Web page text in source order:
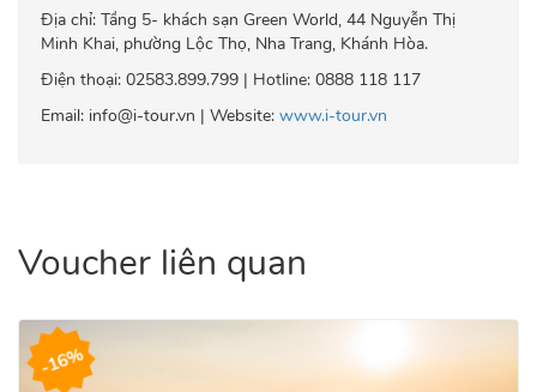
Địa chỉ: Tầng 5- khách sạn Green World, 44 Nguyễn Thị
Minh Khai, phường Lộc Thọ, Nha Trang, Khánh Hòa.
Điện thoại: 02583.899.799 | Hotline: 0888 118 117
Email: info@i-tour.vn | Website: www.i-tour.vn
Voucher liên quan
-16%